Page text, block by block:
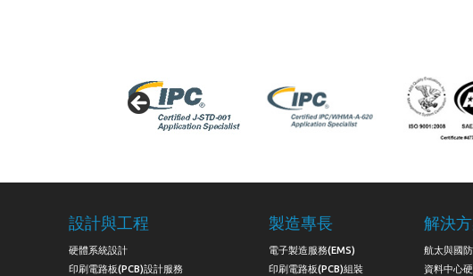
設計與工程
硬體系統設計
印刷電路板(PCB)設計服務
製造專長
電子製造服務(EMS)
印刷電路板(PCB)組裝
解決
航太與國
資料中心